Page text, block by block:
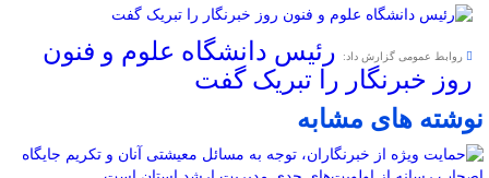
روابط عمومی گزارش داد:
رئیس دانشگاه علوم و فنون
روز خبرنگار را تبریک گفت
نوشته های مشابه